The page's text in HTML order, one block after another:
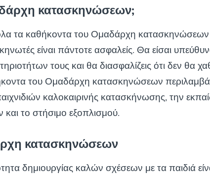
κατασκηνώσεων;
τα καθήκοντα του Ομαδάρχη κατασκηνώσεων
είναι πάντοτε ασφαλείς. Θα είσαι
τους και θα διασφαλίζεις ότι δεν θα
του Ομαδάρχη κατασκηνώσεων
καλοκαιρινής κατασκήνωσης, την
το στήσιμο εξοπλισμού.
κατασκηνώσεων
δημιουργίας καλών σχέσεων με τα παιδιά